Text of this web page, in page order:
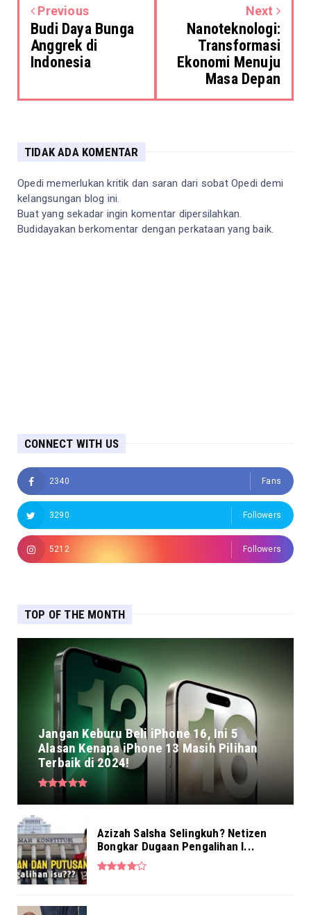
Previous
Budi Daya Bunga
Anggrek di
Indonesia
Next
Nanoteknologi:
Transformasi
Ekonomi Menuju
Masa Depan
TIDAK ADA KOMENTAR
Opedi memerlukan kritik dan saran dari sobat Opedi demi
kelangsungan blog ini.
Buat yang sekadar ingin komentar dipersilahkan.
Budidayakan berkomentar dengan perkataan yang baik.
CONNECT WITH US
2340 Fans
3290 Followers
5212 Followers
TOP OF THE MONTH
Jangan Keburu Beli iPhone 16, Ini 5
Alasan Kenapa iPhone 13 Masih Pilihan
Terbaik di 2024!
Azizah Salsha Selingkuh? Netizen
Bongkar Dugaan Pengalihan I...